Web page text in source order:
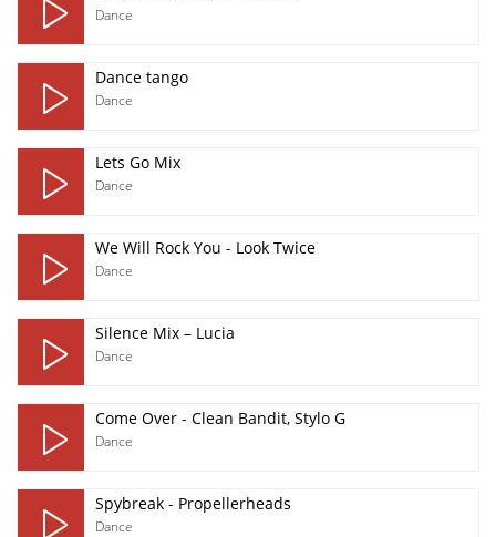
Dance
Dance tango
Dance
Lets Go Mix
Dance
We Will Rock You - Look Twice
Dance
Silence Mix – Lucia
Dance
Come Over - Clean Bandit, Stylo G
Dance
Spybreak - Propellerheads
Dance